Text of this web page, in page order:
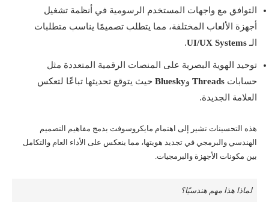
التوافق مع واجهات المستخدم الرسومية في أنظمة تشغيل
أجهزة الألعاب المختلفة، مما يتطلب تصميمًا يناسب متطلبات
الـUI/UX Systems
.
توحيد الهوية البصرية على المنصات الرقمية المتعددة مثل
حسابات Threads وBluesky حيث يتوقع تحديثها تباعًا لتعكس
العلامة الجديدة.
هذه التحسينات تشير إلى اهتمام مايكروسوفت بدمج مفاهيم التصميم
الهندسي والبرمجي في تجديد هويتها، مما ينعكس على الأداء العام والتكامل
بين مكونات الأجهزة والبرمجيات.
لماذا هذا مهم هندسيًا؟